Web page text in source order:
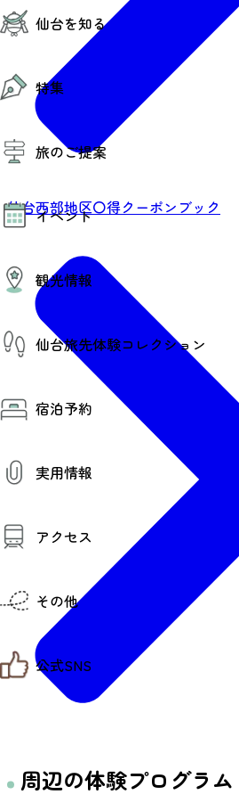
モデルコース
エリアガイド
お知らせ
お得なチケット
仙台を知る
仙台の魅力
エリアガイド
仙台観光PR動画ライブラリー
仙台から行く東北周遊旅
伝統的工芸品
特集
特集
夜時間トピックス
旅のご提案
モデルコース
AIおまかせコース
みんなの旅行記
イベント
イベント情報
その他イベント情報（音楽・展
コンベンション情報
観光情報
観光スポット
温泉
美味いもの
季節のイベント
プロスポーツチーム・プロオー
仙台の銘品
仙台観光マップ
仙台旅先体験コレクション
仙台旅先体験コレクション
体験プログラム検索（予約）
体験事業者からのお知らせ
体験事業者
宿泊予約
実用情報
お役立ち情報
仙台観光マップ
アクセス
仙台までの経路検索
市内の交通情報
お得なチケット
その他
お問い合わせ
教育旅行
観光マップ
サイトマップ
仙臺写真館フォトギャラリー
公式SNS
仙台旅先体験コレクション
仙台旅先体験コレクション
仙台西部地区〇得クーポンブック
周辺の体験プログラム